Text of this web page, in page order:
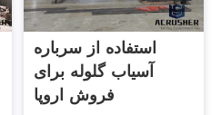
استفاده از سرباره
آسیاب گلوله برای
فروش اروپا